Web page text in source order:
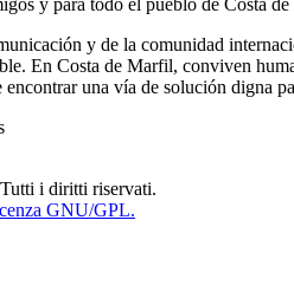
y para todo el pueblo de Costa
y de la comunidad
En Costa de Marfil, conviven
una vía de solución digna
i diritti riservati.
GNU/GPL.